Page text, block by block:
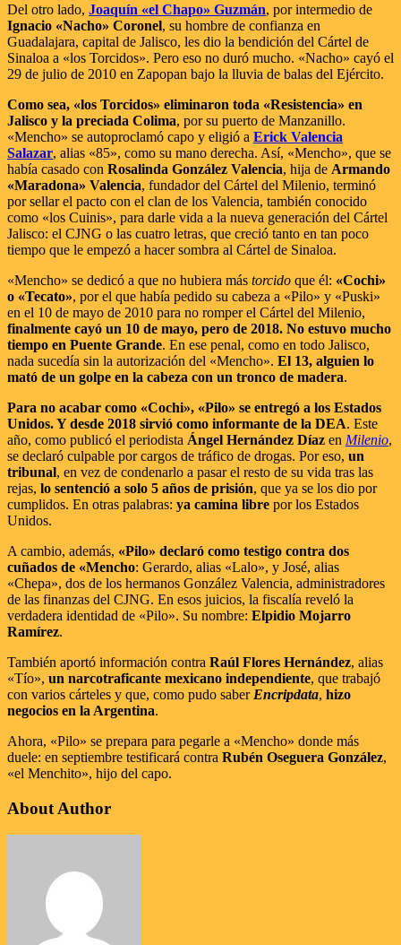
Del otro lado, Joaquín «el Chapo» Guzmán, por intermedio de
Ignacio «Nacho» Coronel, su hombre de confianza en
Guadalajara, capital de Jalisco, les dio la bendición del Cártel de
Sinaloa a «los Torcidos». Pero eso no duró mucho. «Nacho» cayó el
29 de julio de 2010 en Zapopan bajo la lluvia de balas del Ejército.
Como sea, «los Torcidos» eliminaron toda «Resistencia» en
Jalisco y la preciada Colima, por su puerto de Manzanillo.
«Mencho» se autoproclamó capo y eligió a Erick Valencia
Salazar, alias «85», como su mano derecha. Así, «Mencho», que se
había casado con Rosalinda González Valencia, hija de Armando
«Maradona» Valencia, fundador del Cártel del Milenio, terminó
por sellar el pacto con el clan de los Valencia, también conocido
como «los Cuinis», para darle vida a la nueva generación del Cártel
Jalisco: el CJNG o las cuatro letras, que creció tanto en tan poco
tiempo que le empezó a hacer sombra al Cártel de Sinaloa.
«Mencho» se dedicó a que no hubiera más torcido que él: «Cochi»
o «Tecato», por el que había pedido su cabeza a «Pilo» y «Puski»
en el 10 de mayo de 2010 para no romper el Cártel del Milenio,
finalmente cayó un 10 de mayo, pero de 2018. No estuvo mucho
tiempo en Puente Grande. En ese penal, como en todo Jalisco,
nada sucedía sin la autorización del «Mencho». El 13, alguien lo
mató de un golpe en la cabeza con un tronco de madera.
Para no acabar como «Cochi», «Pilo» se entregó a los Estados
Unidos. Y desde 2018 sirvió como informante de la DEA. Este
año, como publicó el periodista Ángel Hernández Díaz en Milenio,
se declaró culpable por cargos de tráfico de drogas. Por eso, un
tribunal, en vez de condenarlo a pasar el resto de su vida tras las
rejas, lo sentenció a solo 5 años de prisión, que ya se los dio por
cumplidos. En otras palabras: ya camina libre por los Estados
Unidos.
A cambio, además, «Pilo» declaró como testigo contra dos
cuñados de «Mencho: Gerardo, alias «Lalo», y José, alias
«Chepa», dos de los hermanos González Valencia, administradores
de las finanzas del CJNG. En esos juicios, la fiscalía reveló la
verdadera identidad de «Pilo». Su nombre: Elpidio Mojarro
Ramírez.
También aportó información contra Raúl Flores Hernández, alias
«Tío», un narcotraficante mexicano independiente, que trabajó
con varios cárteles y que, como pudo saber Encripdata, hizo
negocios en la Argentina.
Ahora, «Pilo» se prepara para pegarle a «Mencho» donde más
duele: en septiembre testificará contra Rubén Oseguera González,
«el Menchito», hijo del capo.
About Author